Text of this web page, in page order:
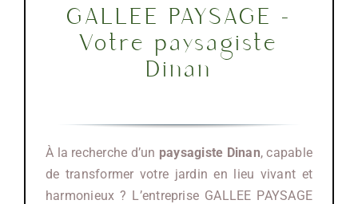
GALLEE PAYSAGE –
Votre paysagiste
Dinan
À la recherche d’un paysagiste Dinan, capable
de transformer votre jardin en lieu vivant et
harmonieux ? L’entreprise GALLEE PAYSAGE